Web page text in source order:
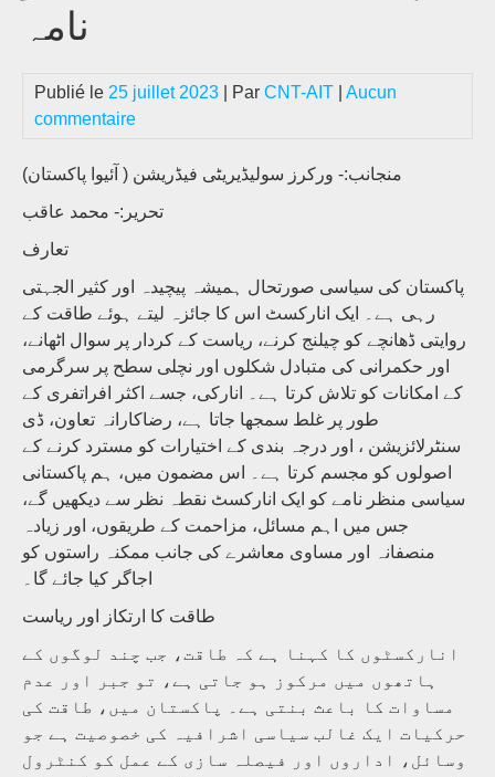
نامہ
Publié le 25 juillet 2023 | Par CNT-AIT
Aucun
commentaire
منجانب:- ورکرز سولیڈیریٹی فیڈریشن ( آئیوا پاکستان)
تحریر:- محمد عاقب
تعارف
پاکستان کی سیاسی صورتحال ہمیشہ پیچیدہ اور کثیر الجہتی
رہی ہے۔ ایک انارکسٹ اس کا جائزہ لیتے ہوئے طاقت کے
روایتی ڈھانچے کو چیلنج کرنے، ریاست کے کردار پر سوال اٹھانے،
اور حکمرانی کی متبادل شکلوں اور نچلی سطح پر سرگرمی
کے امکانات کو تلاش کرتا ہے۔ انارکی، جسے اکثر افراتفری کے
طور پر غلط سمجھا جاتا ہے، رضاکارانہ تعاون، ڈی
سنٹرلائزیشن ، اور درجہ بندی کے اختیارات کو مسترد کرنے کے
اصولوں کو مجسم کرتا ہے۔ اس مضمون میں، ہم پاکستانی
سیاسی منظر نامے کو ایک انارکسٹ نقطہ نظر سے دیکھیں گے،
جس میں اہم مسائل، مزاحمت کے طریقوں، اور زیادہ
منصفانہ اور مساوی معاشرے کی جانب ممکنہ راستوں کو
اجاگر کیا جائے گا۔
طاقت کا ارتکاز اور ریاست
انارکسٹوں کا کہنا ہے کہ طاقت، جب چند لوگوں کے
ہاتھوں میں مرکوز ہو جاتی ہے، تو جبر اور عدم
مساوات کا باعث بنتی ہے۔ پاکستان میں، طاقت کی
حرکیات ایک غالب سیاسی اشرافیہ کی خصوصیت ہے جو
وسائل، اداروں اور فیصلہ سازی کے عمل کو کنٹرول